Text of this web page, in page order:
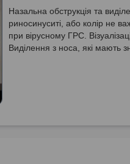
Назальна обструкція та
риносинуситі, або колір не
при вірусному ГРС.
Виділення з носа, які мають